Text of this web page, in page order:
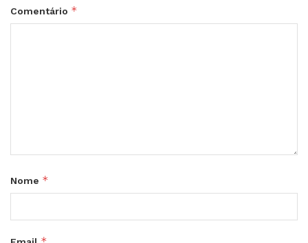
Comentário *
Nome *